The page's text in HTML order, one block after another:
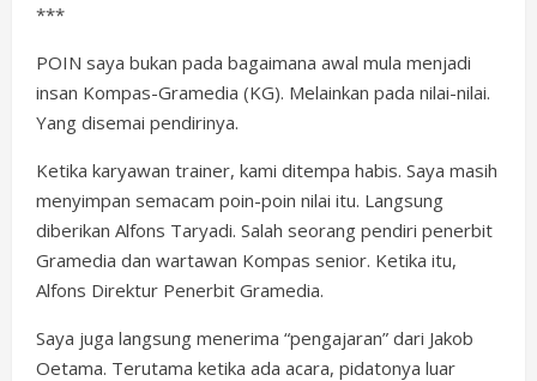
***
POIN saya bukan pada bagaimana awal mula menjadi
insan Kompas-Gramedia (KG). Melainkan pada nilai-nilai.
Yang disemai pendirinya.
Ketika karyawan trainer, kami ditempa habis. Saya masih
menyimpan semacam poin-poin nilai itu. Langsung
diberikan Alfons Taryadi. Salah seorang pendiri penerbit
Gramedia dan wartawan Kompas senior. Ketika itu,
Alfons Direktur Penerbit Gramedia.
Saya juga langsung menerima “pengajaran” dari Jakob
Oetama. Terutama ketika ada acara, pidatonya luar